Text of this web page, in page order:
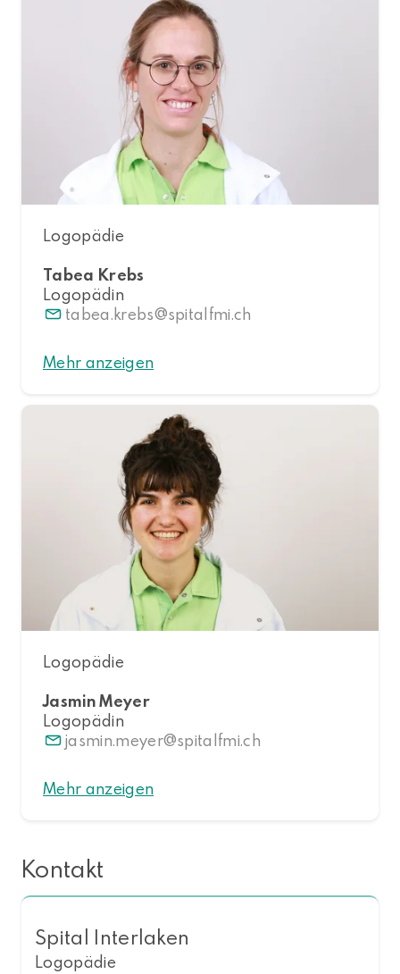
Logopädie
Tabea Krebs
Logopädin
tabea.krebs
spitalfmi.ch
Mehr anzeigen
Logopädie
Jasmin Meyer
Logopädin
jasmin.meyer
spitalfmi.ch
Mehr anzeigen
Kontakt
Spital Interlaken
Logopädie